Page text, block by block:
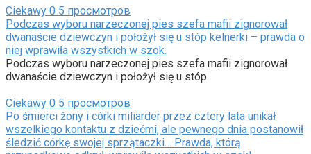
Ciekawy 0 5 просмотров
Podczas wyboru narzeczonej pies szefa mafii zignorował
dwanaście dziewczyn i położył się u stóp kelnerki – prawda o
niej wprawiła wszystkich w szok.
Podczas wyboru narzeczonej pies szefa mafii zignorował
dwanaście dziewczyn i położył się u stóp
Ciekawy 0 5 просмотров
Po śmierci żony i córki miliarder przez cztery lata unikał
wszelkiego kontaktu z dziećmi, ale pewnego dnia postanowił
śledzić córkę swojej sprzątaczki… Prawda, którą